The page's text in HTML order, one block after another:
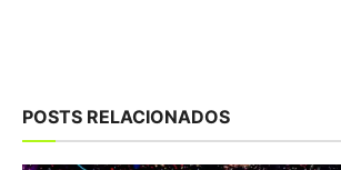
POSTS RELACIONADOS